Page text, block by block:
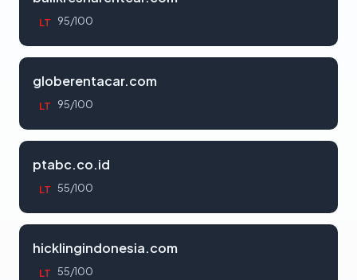
LT 95/100
globerentacar.com
LT 95/100
ptabc.co.id
LT 55/100
hicklingindonesia.com
LT 55/100